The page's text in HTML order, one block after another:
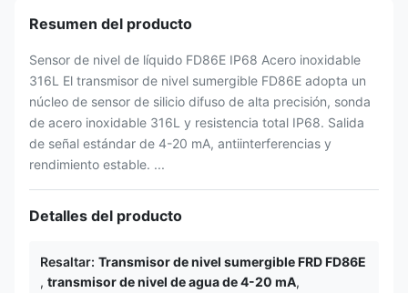
Resumen del producto
Sensor de nivel de líquido FD86E IP68 Acero inoxidable
316L El transmisor de nivel sumergible FD86E adopta un
núcleo de sensor de silicio difuso de alta precisión, sonda
de acero inoxidable 316L y resistencia total IP68. Salida
de señal estándar de 4-20 mA, antiinterferencias y
rendimiento estable. ...
Detalles del producto
Resaltar: Transmisor de nivel sumergible FRD FD86E
, transmisor de nivel de agua de 4-20 mA,